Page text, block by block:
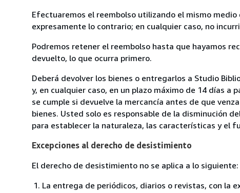
Efectuaremos el reembolso utilizando el mismo
expresamente lo contrario; en cualquier caso, no
Podremos retener el reembolso hasta que hayamos
devuelto, lo que ocurra primero.
Deberá devolver los bienes o entregarlos a Studio
y, en cualquier caso, en un plazo máximo de 14 días
se cumple si devuelve la mercancía antes de que
bienes. Usted solo es responsable de la disminución
para establecer la naturaleza, las características y el
Excepciones al derecho de desistimiento
El derecho de desistimiento no se aplica a lo siguiente:
La entrega de periódicos, diarios o revistas, con la